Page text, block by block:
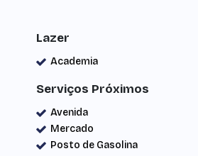
Lazer
Academia
Serviços Próximos
Avenida
Mercado
Posto de Gasolina